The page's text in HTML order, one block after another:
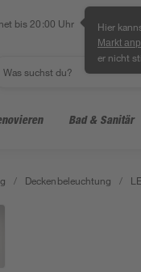
bis 20:00 Uhr Hier
Markt
er nicht
Bad & Sanitär
/ Deckenbeleuchtung /